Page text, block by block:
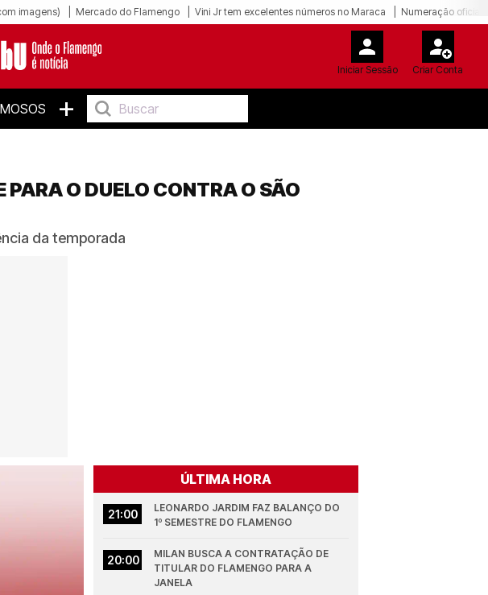
imagens) Mercado do Flamengo Vini Jr tem excelentes números no Maraca Numeração oficial
Iniciar Sessão Criar Conta
+
O DUELO CONTRA O SÃO
da temporada
ÚLTIMA HORA
21:00
LEONARDO JARDIM FAZ BALANÇO DO
1º SEMESTRE DO FLAMENGO
20:00
MILAN BUSCA A CONTRATAÇÃO DE
TITULAR DO FLAMENGO PARA A
JANELA